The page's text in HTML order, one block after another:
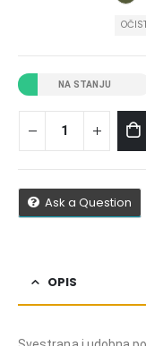
NA STANJU
Ask a Question
OPIS